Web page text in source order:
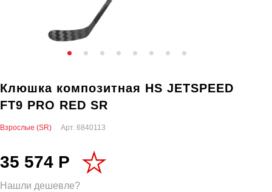
Клюшка композитная HS JETSPEED
FT9 PRO RED SR
Взрослые (SR) Арт. 6840113
35 574 Р
Нашли дешевле?